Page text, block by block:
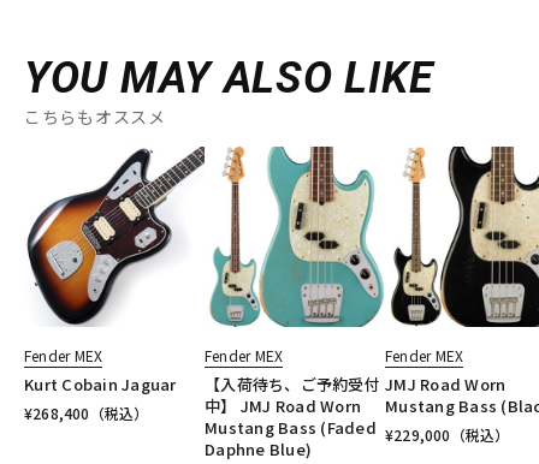
YOU MAY ALSO LIKE
こちらもオススメ
Fender MEX
Kurt Cobain Jaguar
¥268,400 （税込）
Fender MEX
【入荷待ち、ご予約受付
中】 JMJ Road Worn
Mustang Bass (Faded
Daphne Blue)
Fender MEX
JMJ Road Worn
Mustang Bass
¥229,000 （税込）